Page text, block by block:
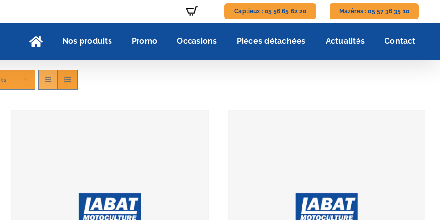
Captieux : 05 56 65 62 20 Mazères : 05 57 36 35 10
Nos produits Promo Occasions Pièces détachées Actualités Contact